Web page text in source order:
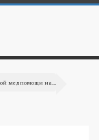
медпомощи на...